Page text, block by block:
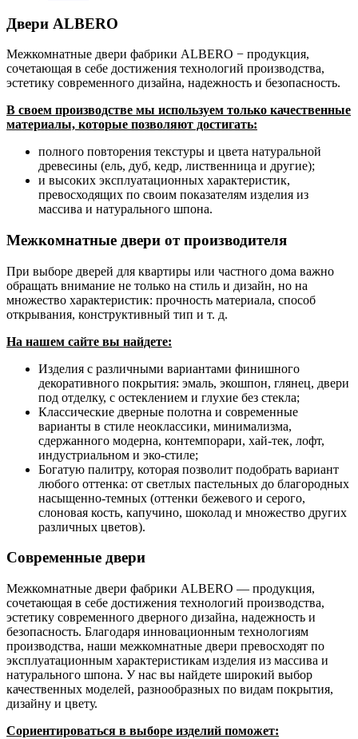
Двери ALBERO
Межкомнатные двери фабрики ALBERO − продукция,
сочетающая в себе достижения технологий производства,
эстетику современного дизайна, надежность и безопасность.
В своем производстве мы используем только качественные
материалы, которые позволяют достигать:
полного повторения текстуры и цвета натуральной
древесины (ель, дуб, кедр, лиственница и другие);
и высоких эксплуатационных характеристик,
превосходящих по своим показателям изделия из
массива и натурального шпона.
Межкомнатные двери от производителя
При выборе дверей для квартиры или частного дома важно
обращать внимание не только на стиль и дизайн, но на
множество характеристик: прочность материала, способ
открывания, конструктивный тип и т. д.
На нашем сайте вы найдете:
Изделия с различными вариантами финишного
декоративного покрытия: эмаль, экошпон, глянец, двери
под отделку, с остеклением и глухие без стекла;
Классические дверные полотна и современные
варианты в стиле неоклассики, минимализма,
сдержанного модерна, контемпорари, хай-тек, лофт,
индустриальном и эко-стиле;
Богатую палитру, которая позволит подобрать вариант
любого оттенка: от светлых пастельных до благородных
насыщенно-темных (оттенки бежевого и серого,
слоновая кость, капучино, шоколад и множество других
различных цветов).
Современные двери
Межкомнатные двери фабрики ALBERO — продукция,
сочетающая в себе достижения технологий производства,
эстетику современного дверного дизайна, надежность и
безопасность. Благодаря инновационным технологиям
производства, наши межкомнатные двери превосходят по
эксплуатационным характеристикам изделия из массива и
натурального шпона. У нас вы найдете широкий выбор
качественных моделей, разнообразных по видам покрытия,
дизайну и цвету.
Сориентироваться в выборе изделий поможет: